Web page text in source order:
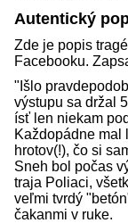
Autentický
Zde je popis
Facebooku.
"Išlo
výstupu sa držal
ísť len niekam
Každopádne mal
hrotov(!), čo si
Sneh bol počas
traja Poliaci,
veľmi tvrdý
čakanmi v ruke.